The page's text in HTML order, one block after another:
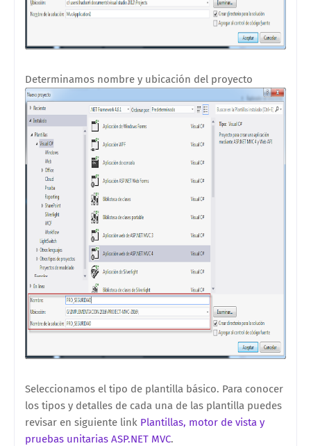
Determinamos nombre y ubicación del proyecto
Seleccionamos el tipo de plantilla básico. Para conocer
los tipos y detalles de cada una de las plantilla puedes
revisar en siguiente link Plantillas, motor de vista y
pruebas unitarias ASP.NET MVC.